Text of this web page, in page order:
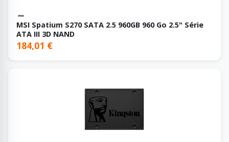
MSI Spatium S270 SATA 2.5 960GB 960 Go 2.5" Série
ATA III 3D NAND
184,01 €